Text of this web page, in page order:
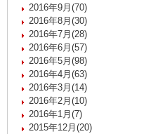
2016年9月(70)
2016年8月(30)
2016年7月(28)
2016年6月(57)
2016年5月(98)
2016年4月(63)
2016年3月(14)
2016年2月(10)
2016年1月(7)
2015年12月(20)